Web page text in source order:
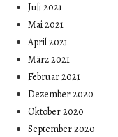
Juli 2021
Mai 2021
April 2021
März 2021
Februar 2021
Dezember 2020
Oktober 2020
September 2020